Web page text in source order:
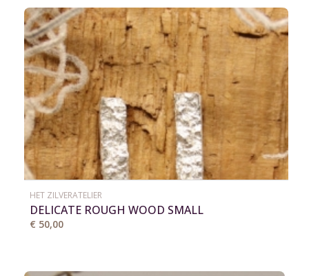
HET ZILVERATELIER
DELICATE ROUGH WOOD SMALL
€ 50,00